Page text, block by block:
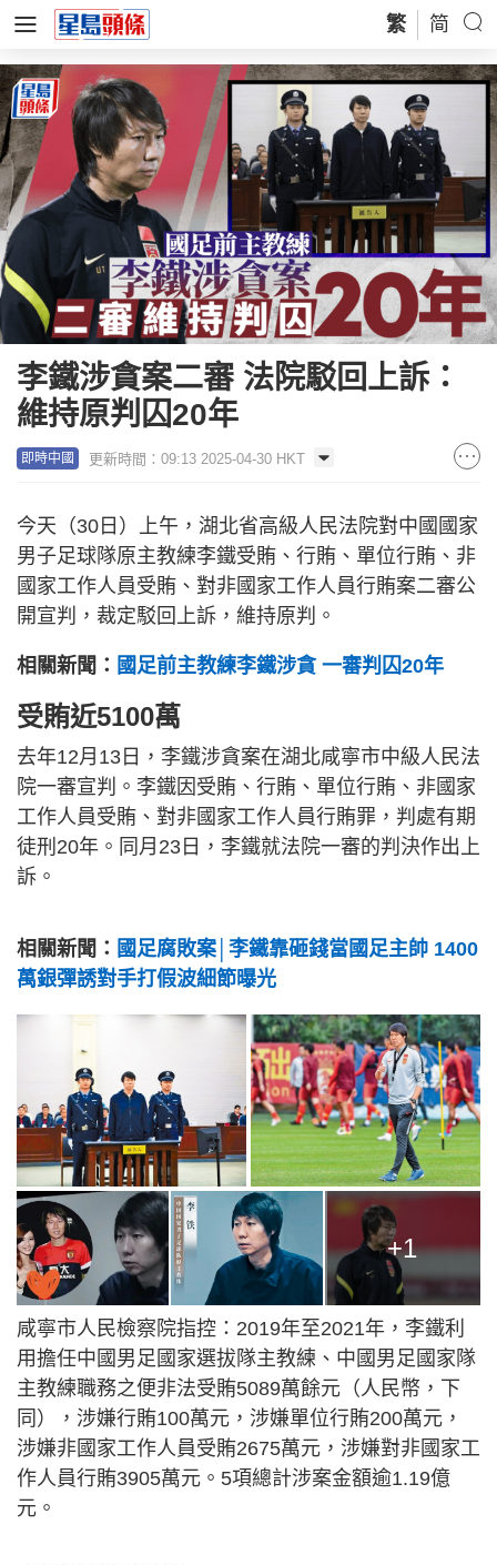
繁 简
李鐵涉貪案二審 法院駁回上訴：
維持原判囚20年
即時中國 更新時間：09:13 2025-04-30 HKT
今天（30日）上午，湖北省高級人民法院對中國國家
男子足球隊原主教練李鐵受賄、行賄、單位行賄、非
國家工作人員受賄、對非國家工作人員行賄案二審公
開宣判，裁定駁回上訴，維持原判。
相關新聞： 國足前主教練李鐵涉貪 一審判囚20年
受賄近5100萬
去年12月13日，李鐵涉貪案在湖北咸寧市中級人民法
院一審宣判。李鐵因受賄、行賄、單位行賄、非國家
工作人員受賄、對非國家工作人員行賄罪，判處有期
徒刑20年。同月23日，李鐵就法院一審的判決作出上
訴。
相關新聞： 國足腐敗案│李鐵靠砸錢當國足主帥 1400
萬銀彈誘對手打假波細節曝光
+1
咸寧市人民檢察院指控：2019年至2021年，李鐵利
用擔任中國男足國家選拔隊主教練、中國男足國家隊
主教練職務之便非法受賄5089萬餘元（人民幣，下
同），涉嫌行賄100萬元，涉嫌單位行賄200萬元，
涉嫌非國家工作人員受賄2675萬元，涉嫌對非國家工
作人員行賄3905萬元。5項總計涉案金額逾1.19億
元。